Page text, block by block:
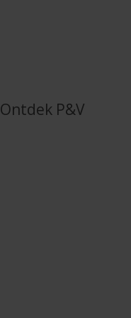
Ontdek P&V